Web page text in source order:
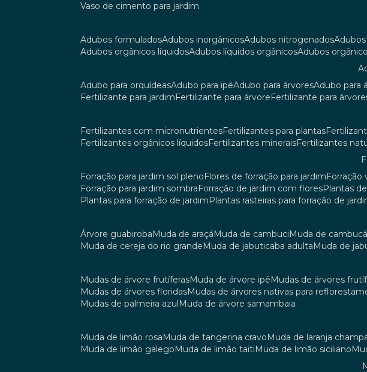
vaso de cimento para jardim
adubos formulados adubos inorgânicos adubos nitrogenados
adubos orgânicos líquidos adubos líquidos orgânicos adubos
adubo para orquídeas adubo para ipê adubo para árvores adubo
fertilizante para jardim
fertilizante para árvore fertilizante para
fertilizantes com micronutrientes fertilizantes para plantas
fertilizantes orgânicos líquidos fertilizantes minerais fertilizantes
forração para jardim sol pleno
flores de forração para jardim
forração para jardim sombra
forração de jardim com flores plantas
plantas para forração de jardim
plantas rasteiras para forração de
árvore guabiroba
muda de araçá muda de cambuci muda de
muda de cereja do rio grande
muda de jabuticaba adulta muda de
mudas de árvore frutíferas
muda de árvore ipê mudas de árvores
mudas de árvores floridas
mudas de árvores nativas para
mudas de palmeira azul
muda de árvore samambaia
muda de limão rosa
muda de tangerina cravo muda de laranja
muda de limão galego
muda de limão taiti muda de limão siciliano